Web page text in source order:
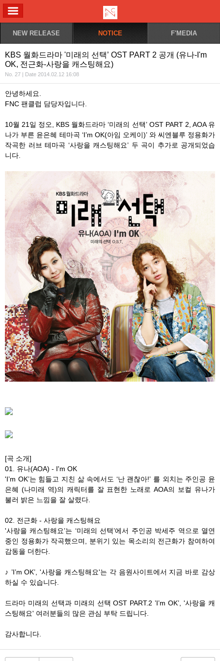
NEW RELEASE NOTICE F'MEDIA
KBS 월화드라마 '미래의 선택’ OST PART 2 공개 (유나-I'm
OK, 전근화-사랑을 캐스팅해요)
No. 27 | Date 2014.02.12 16:08
안녕하세요.
FNC 팬클럽 담당자입니다.
10월 21일 정오, KBS 월화드라마 ‘미래의 선택’ OST PART 2, AOA 유
나가 부른 윤은혜 테마곡 ‘I’m OK(아임 오케이)’ 와 씨엔블루 정용화가
작곡한 러브 테마곡 ‘사랑을 캐스팅해요’ 두 곡이 추가로 공개되었습
니다.
[곡 소개]
01. 유나(AOA) - I'm OK
'I’m OK’는 힘들고 지친 삶 속에서도 ‘난 괜찮아!’ 를 외치는 주인공 윤
은혜 (나미래 역)의 캐릭터를 잘 표현한 노래로 AOA의 보컬 유나가
불러 밝은 느낌을 잘 살렸다.
02. 전근화 - 사랑을 캐스팅해요
'사랑을 캐스팅해요’는 ‘미래의 선택’에서 주인공 박세주 역으로 열연
중인 정용화가 작곡했으며, 분위기 있는 목소리의 전근화가 참여하여
감동을 더한다.
♪ ’I’m OK’, '사랑을 캐스팅해요'는 각 음원사이트에서 지금 바로 감상
하실 수 있습니다.
드라마 미래의 선택과 미래의 선택 OST PART.2 ’I’m OK’, '사랑을 캐
스팅해요' 여러분들의 많은 관심 부탁 드립니다.
감사합니다.